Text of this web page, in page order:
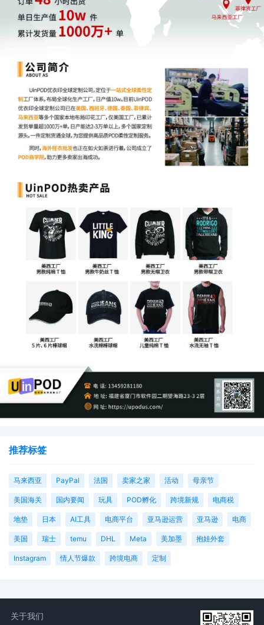
推荐标签
马来西亚 PayPal 法国 卖家之家 活动 母亲节
美国海关 国内要闻 玩具 POD孵化 跨境新规 电商税
地垫 日本 AI工具 电商平台 亚马逊运营 亚马逊 电商
美国 瑞士 temu DHL Meta 美加墨 抱娃外套
Instagram 情人节爆款 跨境电商 定制
关于我们